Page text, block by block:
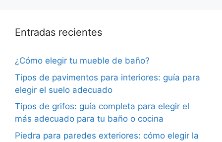
Entradas recientes
¿Cómo elegir tu mueble de baño?
Tipos de pavimentos para interiores: guía para
elegir el suelo adecuado
Tipos de grifos: guía completa para elegir el
más adecuado para tu baño o cocina
Piedra para paredes exteriores: cómo elegir la